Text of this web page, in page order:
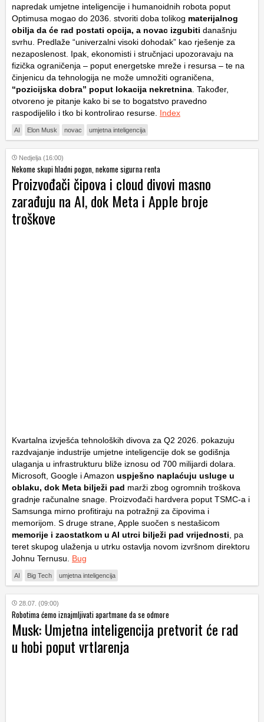
napredak umjetne inteligencije i humanoidnih robota poput
Optimusa mogao do 2036. stvoriti doba tolikog materijalnog
obilja da će rad postati opcija, a novac izgubiti današnju
svrhu. Predlaže “univerzalni visoki dohodak” kao rješenje za
nezaposlenost. Ipak, ekonomisti i stručnjaci upozoravaju na
fizička ograničenja – poput energetske mreže i resursa – te na
činjenicu da tehnologija ne može umnožiti ograničena,
“pozicijska dobra” poput lokacija nekretnina . Također,
otvoreno je pitanje kako bi se to bogatstvo pravedno
raspodijelilo i tko bi kontrolirao resurse. Index
AI Elon Musk novac umjetna inteligencija
Nedjelja (16:00)
Nekome skupi hladni pogon, nekome sigurna renta
Proizvođači čipova i cloud divovi masno
zarađuju na AI, dok Meta i Apple broje
troškove
Kvartalna izvješća tehnoloških divova za Q2 2026. pokazuju
razdvajanje industrije umjetne inteligencije dok se godišnja
ulaganja u infrastrukturu bliže iznosu od 700 milijardi dolara.
Microsoft, Google i Amazon uspješno naplaćuju usluge u
oblaku, dok Meta bilježi pad marži zbog ogromnih troškova
gradnje računalne snage. Proizvođači hardvera poput TSMC-a i
Samsunga mirno profitiraju na potražnji za čipovima i
memorijom. S druge strane, Apple suočen s nestašicom
memorije i zaostatkom u AI utrci bilježi pad vrijednosti , pa
teret skupog ulaženja u utrku ostavlja novom izvršnom direktoru
Johnu Ternusu. Bug
AI Big Tech umjetna inteligencija
28.07. (09:00)
Robotima ćemo iznajmljivati apartmane da se odmore
Musk: Umjetna inteligencija pretvorit će rad
u hobi poput vrtlarenja